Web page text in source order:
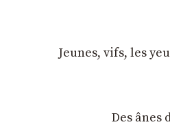
Jeunes, vifs, les
Des ânes